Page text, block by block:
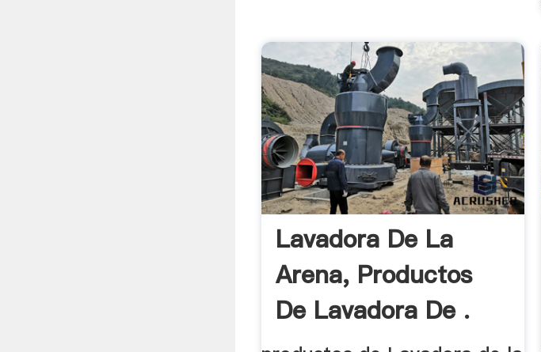
Lavadora De La
Arena, Productos
De Lavadora De .